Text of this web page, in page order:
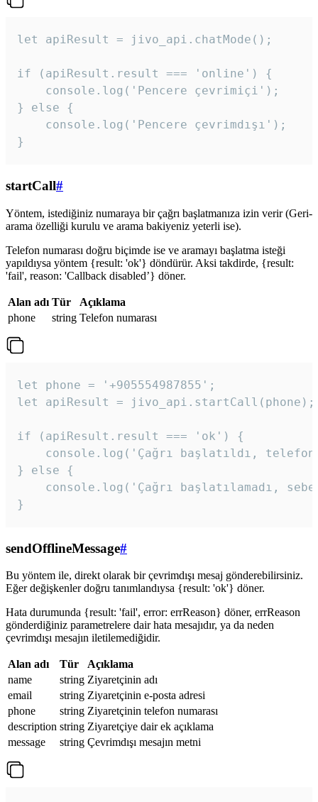
let apiResult = jivo_api.chatMode();
if (apiResult.result === 'online') {
    console.log('Pencere çevrimiçi');
} else {
    console.log('Pencere çevrimdışı');
}
startCall#
Yöntem, istediğiniz numaraya bir çağrı başlatmanıza izin verir (Geri-
arama özelliği kurulu ve arama bakiyeniz yeterli ise).
Telefon numarası doğru biçimde ise ve aramayı başlatma isteği
yapıldıysa yöntem {result: 'ok'} döndürür. Aksi takdirde, {result:
'fail', reason: 'Callback disabled’} döner.
Alan adı Tür
Açıklama
phone
string Telefon numarası
let phone = '+905554987855';
let apiResult = jivo_api.startCall(phone);
if (apiResult.result === 'ok') {
console.log('Çağrı başlatıldı,
} else {
console.log('Çağrı başlatılamadı,
}
sendOfflineMessage#
Bu yöntem ile, direkt olarak bir çevrimdışı mesaj gönderebilirsiniz.
Eğer değişkenler doğru tanımlandıysa {result: 'ok'} döner.
Hata durumunda {result: 'fail', error: errReason} döner, errReason
gönderdiğiniz parametrelere dair hata mesajıdır, ya da neden
çevrimdışı mesajın iletilemediğidir.
Alan adı Tür
Açıklama
name
string Ziyaretçinin adı
email
string Ziyaretçinin e-posta adresi
phone
string Ziyaretçinin telefon numarası
description string Ziyaretçiye dair ek açıklama
message
string Çevrimdışı mesajın metni